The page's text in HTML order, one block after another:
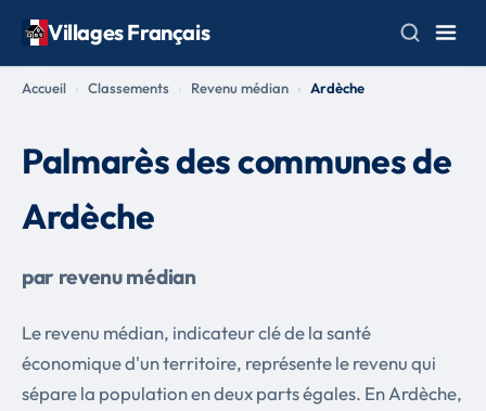
Villages Français
Accueil Classements Revenu médian Ardèche
Palmarès des communes de
Ardèche
par revenu médian
Le revenu médian, indicateur clé de la santé
économique d'un territoire, représente le revenu qui
sépare la population en deux parts égales. En Ardèche,